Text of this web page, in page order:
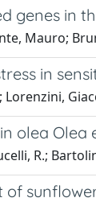
genes in
Mauro;
in
Lorenzini,
Olea
R.;
of